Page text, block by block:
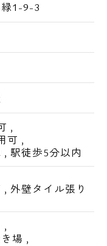
1-9-3
,
可 ,
, 駅徒歩5分以内
, 外壁タイル張り
,
場 ,